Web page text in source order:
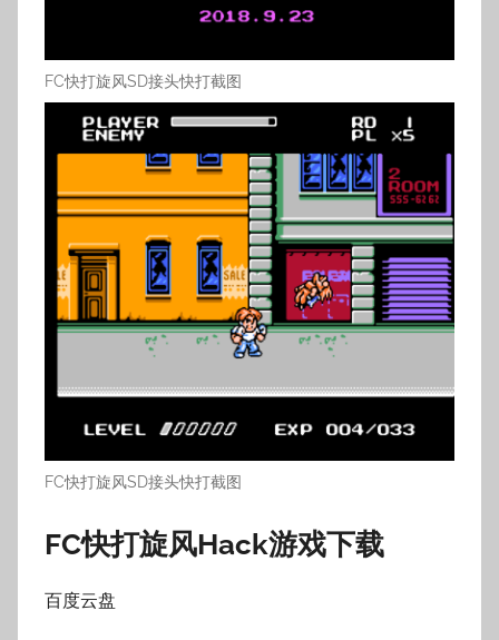
FC快打旋风SD接头快打截图
FC快打旋风SD接头快打截图
FC快打旋风Hack游戏下载
百度云盘